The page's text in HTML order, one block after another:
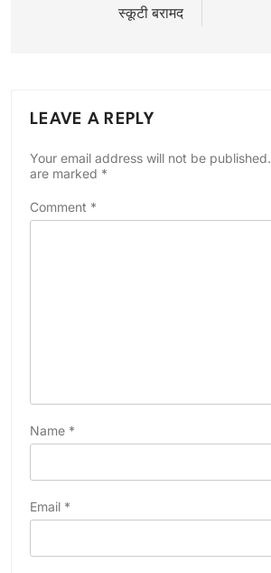
स्कूटी बरामद
LEAVE A REPLY
Your email address will not be published.
are marked *
Comment *
Name *
Email *